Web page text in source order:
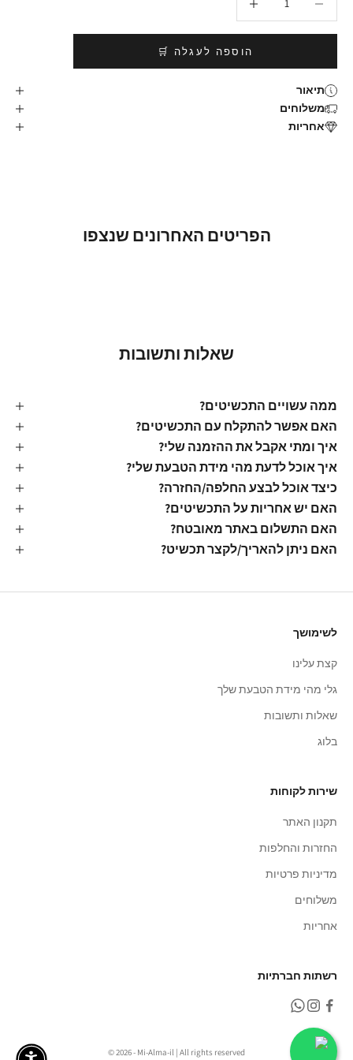
הוספה לעגלה 🛒
תיאור
משלוחים
אחריות
הפריטים האחרונים שנצפו
שאלות ותשובות
ממה עשויים התכשיטים?
האם אפשר להתקלח עם התכשיטים?
איך ומתי אקבל את ההזמנה שלי?
איך אוכל לדעת מהי מידת הטבעת שלי?
כיצד אוכל לבצע החלפה/החזרה?
האם יש אחריות על התכשיטים?
האם התשלום באתר מאובטח?
האם ניתן להאריך/לקצר תכשיט?
לשימושך
קצת עלינו
גלי מהי מידת הטבעת שלך
שאלות ותשובות
בלוג
שירות לקוחות
תקנון האתר
החזרות והחלפות
מדיניות פרטיות
משלוחים
אחריות
רשתות חברתיות
© 2026 - Mi-Alma-il | All rights reserved